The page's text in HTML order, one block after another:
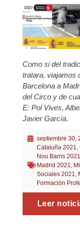
Como si del
tratara, viajamos
Barcelona a
del Circo y de
E: Pol Vives,
Javier García.
septiembre 30,
Cataluña 2021
Nou Barris 2021
Madrid 2021
Sociales 2021
Formación
Leer